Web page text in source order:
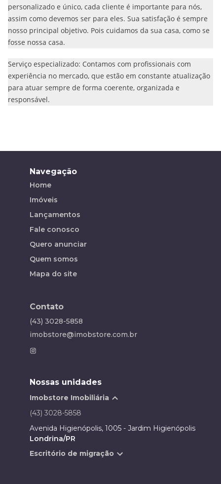
personalizado e único, cada cliente é importante para nós,
assim como devemos ser para eles. Sua satisfação é sempre
nosso principal objetivo. Pois cuidamos da sua casa, como se
fosse nossa casa.
Serviço especializado: Contamos com profissionais com
experiência no mercado, que estão em constante atualização
para atuar sempre de forma coerente, organizada e
responsável.
Navegação
Home
Imóveis
Lançamentos
Fale conosco
Quero anunciar
Quem somos
Mapa do site
Contato
(43) 3028-5858
imobstore@imobstore.com.br
Nossas unidades
Imobstore Imobiliária
(43) 3028-5858
Avenida Higienópolis, 1005 - Jardim Higienópolis
Londrina/PR
Escritório de migração